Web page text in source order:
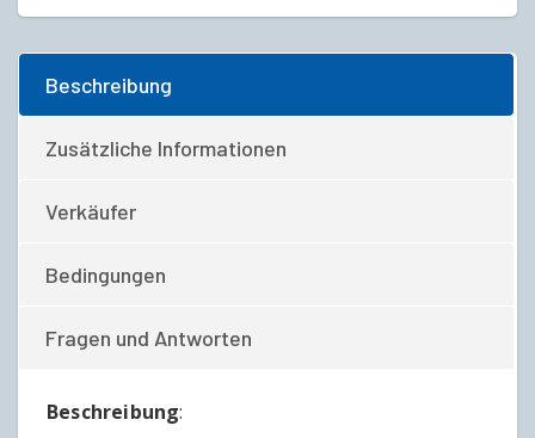
Beschreibung
Zusätzliche Informationen
Verkäufer
Bedingungen
Fragen und Antworten
Beschreibung: